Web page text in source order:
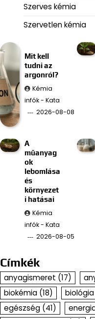
Szerves kémia
Szervetlen kémia
Mit kell
tudni az
argonról?
Kémia
infók - Kata
2026-08-08
A
műanyag
ok
lebomlása
és
környezet
i hatásai
Kémia
infók - Kata
2026-08-05
Címkék
anyagismeret (17)
biokémia (18) biológia
egészség (41)